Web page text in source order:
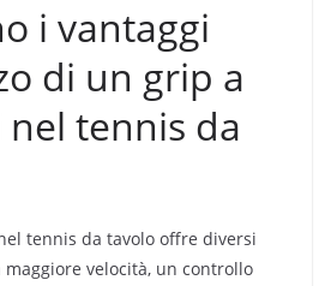
i vantaggi
di un grip a
tennis da
tennis da tavolo offre diversi
velocità, un controllo